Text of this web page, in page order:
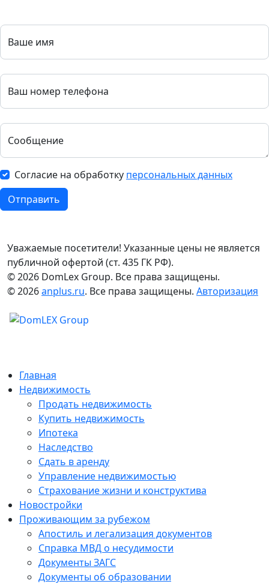
Ваше имя
Ваш номер телефона
Сообщение
Согласие на обработку персональных данных
Отправить
Уважаемые посетители! Указанные цены не является
публичной офертой (ст. 435 ГК РФ).
© 2026 DomLex Group. Все права защищены.
© 2026anplus.ru. Все права защищены. Авторизация
Главная
Недвижимость
Продать недвижимость
Купить недвижимость
Ипотека
Наследство
Сдать в аренду
Управление недвижимостью
Страхование жизни и конструктива
Новостройки
Проживающим за рубежом
Апостиль и легализация документов
Справка МВД о несудимости
Документы ЗАГС
Документы об образовании